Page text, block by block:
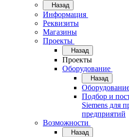
Назад
Информация
Реквизиты
Магазины
Проекты
Назад
Проекты
Оборудование
Назад
Подбор и
Siemens для
предприятий
Возможности
Назад